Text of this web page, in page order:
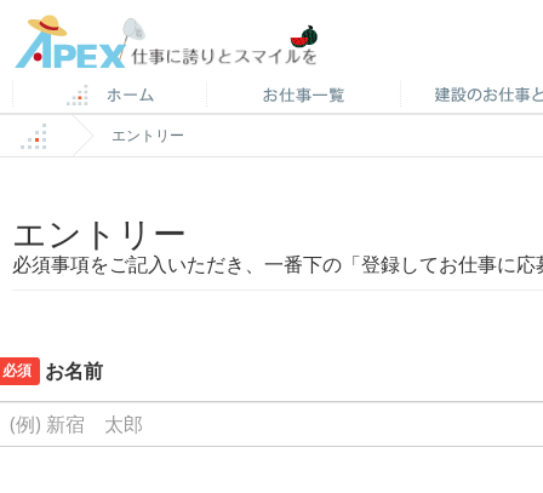
エントリー
エントリー
必須事項をご記入いただき、一番下の「登録してお仕事に
必須 お名前